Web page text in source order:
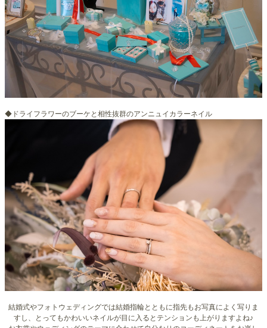
◆ドライフラワーのブーケと相性抜群のアンニュイカラーネイル
結婚式やフォトウェディングでは結婚指輪とともに指先もお写真によく写りま
すし、とってもかわいいネイルが目に入るとテンションも上がりますよね♪